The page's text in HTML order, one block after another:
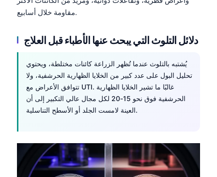
مقاومة خلال أسابيع.
دلائل التلوث التي يبحث عنها الأطباء قبل العلاج
يُشتبه بالتلوث عندما تُظهر الزراعة كائنات مختلطة، ويحتوي
تحليل البول على عدد كبير من الخلايا الظهارية الحرشفية، ولا
تتوافق الأعراض مع UTI. غالبًا ما تشير الخلايا الظهارية
الحرشفية فوق نحو 15-20 لكل مجال عالي التكبير إلى أن
العينة لامست الجلد أو الأسطح التناسلية.
Ślōnskŏ gŏdka
Norsk bokmål